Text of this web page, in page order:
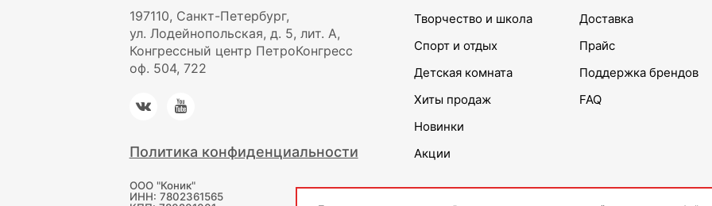
197110, Санкт-Петербург,
ул. Лодейнопольская, д. 5, лит. А,
Конгрессный центр ПетроКонгресс
оф. 504, 722
Политика конфиденциальности
ООО "Коник"
ИНН: 7802361565
Творчество и школа
Спорт и отдых
Детская комната
Хиты продаж
Новинки
Акции
Доставка
Прайс
Поддержка брендов
FAQ